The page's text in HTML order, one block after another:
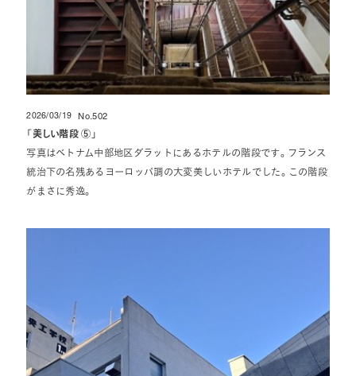
「 美しい階段 ⑤ 」
写真はベトナム中部地区ダラットにあるホテルの階段です。フランス
統治下の名残あるヨーロッパ調の大変美しいホテルでした。この階段
がまさに秀逸。
2026/03/19 No.502